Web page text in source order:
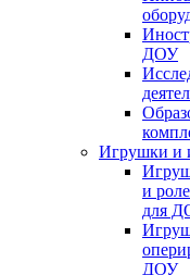
ДОУ
Игрушки и
и
для
ДОУ